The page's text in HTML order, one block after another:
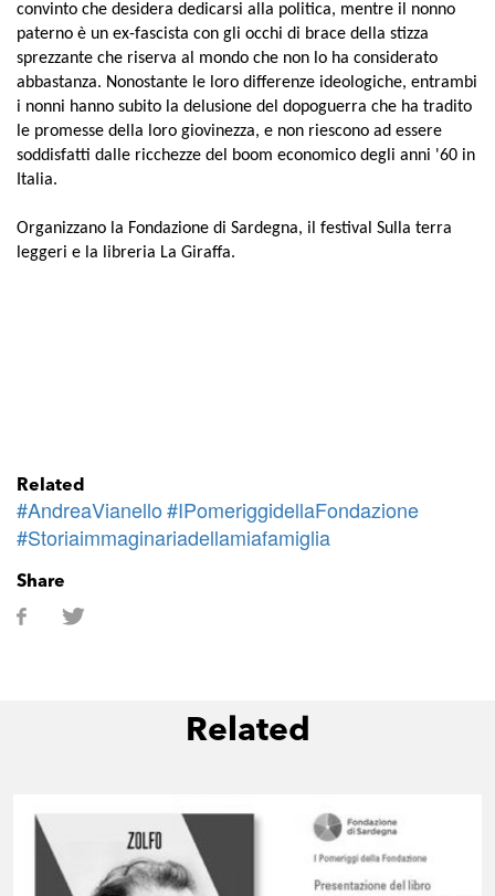
convinto che desidera dedicarsi alla politica, mentre il nonno
paterno è un ex-fascista con gli occhi di brace della stizza
sprezzante che riserva al mondo che non lo ha considerato
abbastanza. Nonostante le loro differenze ideologiche, entrambi
i nonni hanno subito la delusione del dopoguerra che ha tradito
le promesse della loro giovinezza, e non riescono ad essere
soddisfatti dalle ricchezze del boom economico degli anni '60 in
Italia.
Organizzano la Fondazione di Sardegna, il festival Sulla terra
leggeri e la libreria La Giraffa.
Related
#AndreaVianello#IPomeriggidellaFondazione
#Storiaimmaginariadellamiafamiglia
Share
Related